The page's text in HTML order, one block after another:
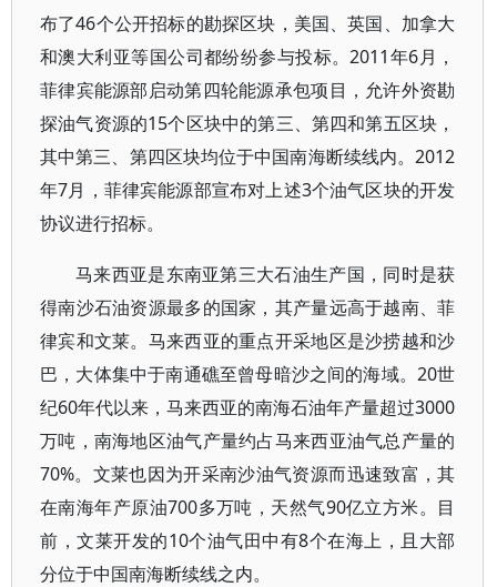
布了46个公开招标的勘探区块，美国、英国、加拿大
和澳大利亚等国公司都纷纷参与投标。2011年6月，
菲律宾能源部启动第四轮能源承包项目，允许外资勘
探油气资源的15个区块中的第三、第四和第五区块，
其中第三、第四区块均位于中国南海断续线内。2012
年7月，菲律宾能源部宣布对上述3个油气区块的开发
协议进行招标。
马来西亚是东南亚第三大石油生产国，同时是获
得南沙石油资源最多的国家，其产量远高于越南、菲
律宾和文莱。马来西亚的重点开采地区是沙捞越和沙
巴，大体集中于南通礁至曾母暗沙之间的海域。20世
纪60年代以来，马来西亚的南海石油年产量超过3000
万吨，南海地区油气产量约占马来西亚油气总产量的
70%。文莱也因为开采南沙油气资源而迅速致富，其
在南海年产原油700多万吨，天然气90亿立方米。目
前，文莱开发的10个油气田中有8个在海上，且大部
分位于中国南海断续线之内。